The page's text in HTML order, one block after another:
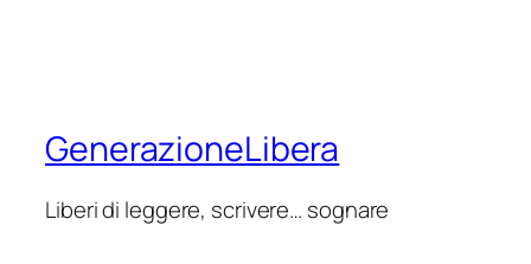
GenerazioneLibera
Liberi di leggere, scrivere… sognare